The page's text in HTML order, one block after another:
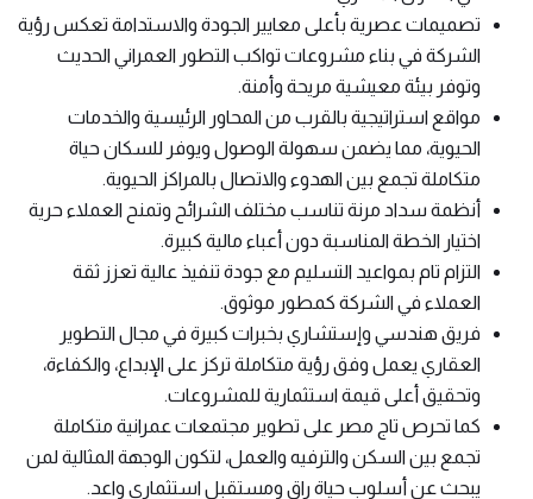
تصميمات عصرية بأعلى معايير الجودة والاستدامة تعكس رؤية
الشركة في بناء مشروعات تواكب التطور العمراني الحديث
وتوفر بيئة معيشية مريحة وأمنة.
مواقع استراتيجية بالقرب من المحاور الرئيسية والخدمات
الحيوية، مما يضمن سهولة الوصول ويوفر للسكان حياة
متكاملة تجمع بين الهدوء والاتصال بالمراكز الحيوية.
أنظمة سداد مرنة تناسب مختلف الشرائح وتمنح العملاء حرية
اختيار الخطة المناسبة دون أعباء مالية كبيرة.
التزام تام بمواعيد التسليم مع جودة تنفيذ عالية تعزز ثقة
العملاء في الشركة كمطور موثوق.
فريق هندسي وإستشاري بخبرات كبيرة في مجال التطوير
العقاري يعمل وفق رؤية متكاملة تركز على الإبداع، والكفاءة،
وتحقيق أعلى قيمة استثمارية للمشروعات.
كما تحرص تاج مصر على تطوير مجتمعات عمرانية متكاملة
تجمع بين السكن والترفيه والعمل، لتكون الوجهة المثالية لمن
يبحث عن أسلوب حياة راقٍ ومستقبل استثماري واعد.